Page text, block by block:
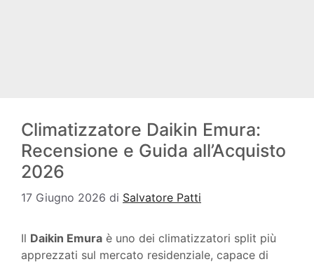
Climatizzatore Daikin Emura:
Recensione e Guida all’Acquisto
2026
17 Giugno 2026 di Salvatore Patti
Il Daikin Emura è uno dei climatizzatori split più
apprezzati sul mercato residenziale, capace di